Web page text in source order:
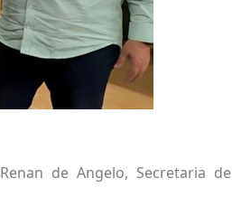
Renan de Angelo, Secretaria de